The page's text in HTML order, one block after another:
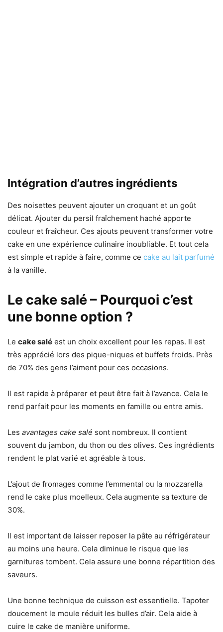
Intégration d’autres ingrédients
Des noisettes peuvent ajouter un croquant et un goût
délicat. Ajouter du persil fraîchement haché apporte
couleur et fraîcheur. Ces ajouts peuvent transformer votre
cake en une expérience culinaire inoubliable. Et tout cela
est simple et rapide à faire, comme ce cake au lait parfumé
à la vanille.
Le cake salé – Pourquoi c’est
une bonne option ?
Le cake salé est un choix excellent pour les repas. Il est
très apprécié lors des pique-niques et buffets froids. Près
de 70% des gens l’aiment pour ces occasions.
Il est rapide à préparer et peut être fait à l’avance. Cela le
rend parfait pour les moments en famille ou entre amis.
Les avantages cake salé sont nombreux. Il contient
souvent du jambon, du thon ou des olives. Ces ingrédients
rendent le plat varié et agréable à tous.
L’ajout de fromages comme l’emmental ou la mozzarella
rend le cake plus moelleux. Cela augmente sa texture de
30%.
Il est important de laisser reposer la pâte au réfrigérateur
au moins une heure. Cela diminue le risque que les
garnitures tombent. Cela assure une bonne répartition des
saveurs.
Une bonne technique de cuisson est essentielle. Tapoter
doucement le moule réduit les bulles d’air. Cela aide à
cuire le cake de manière uniforme.